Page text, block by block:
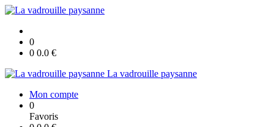
0
0 0.0 €
La vadrouille paysanne
Mon compte
0
Favoris